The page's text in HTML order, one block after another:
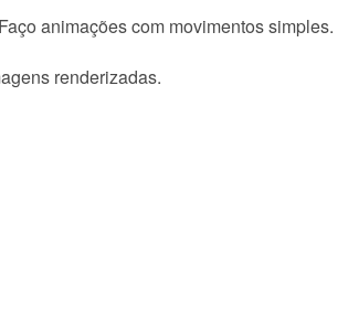
animações com movimentos simples.
renderizadas.